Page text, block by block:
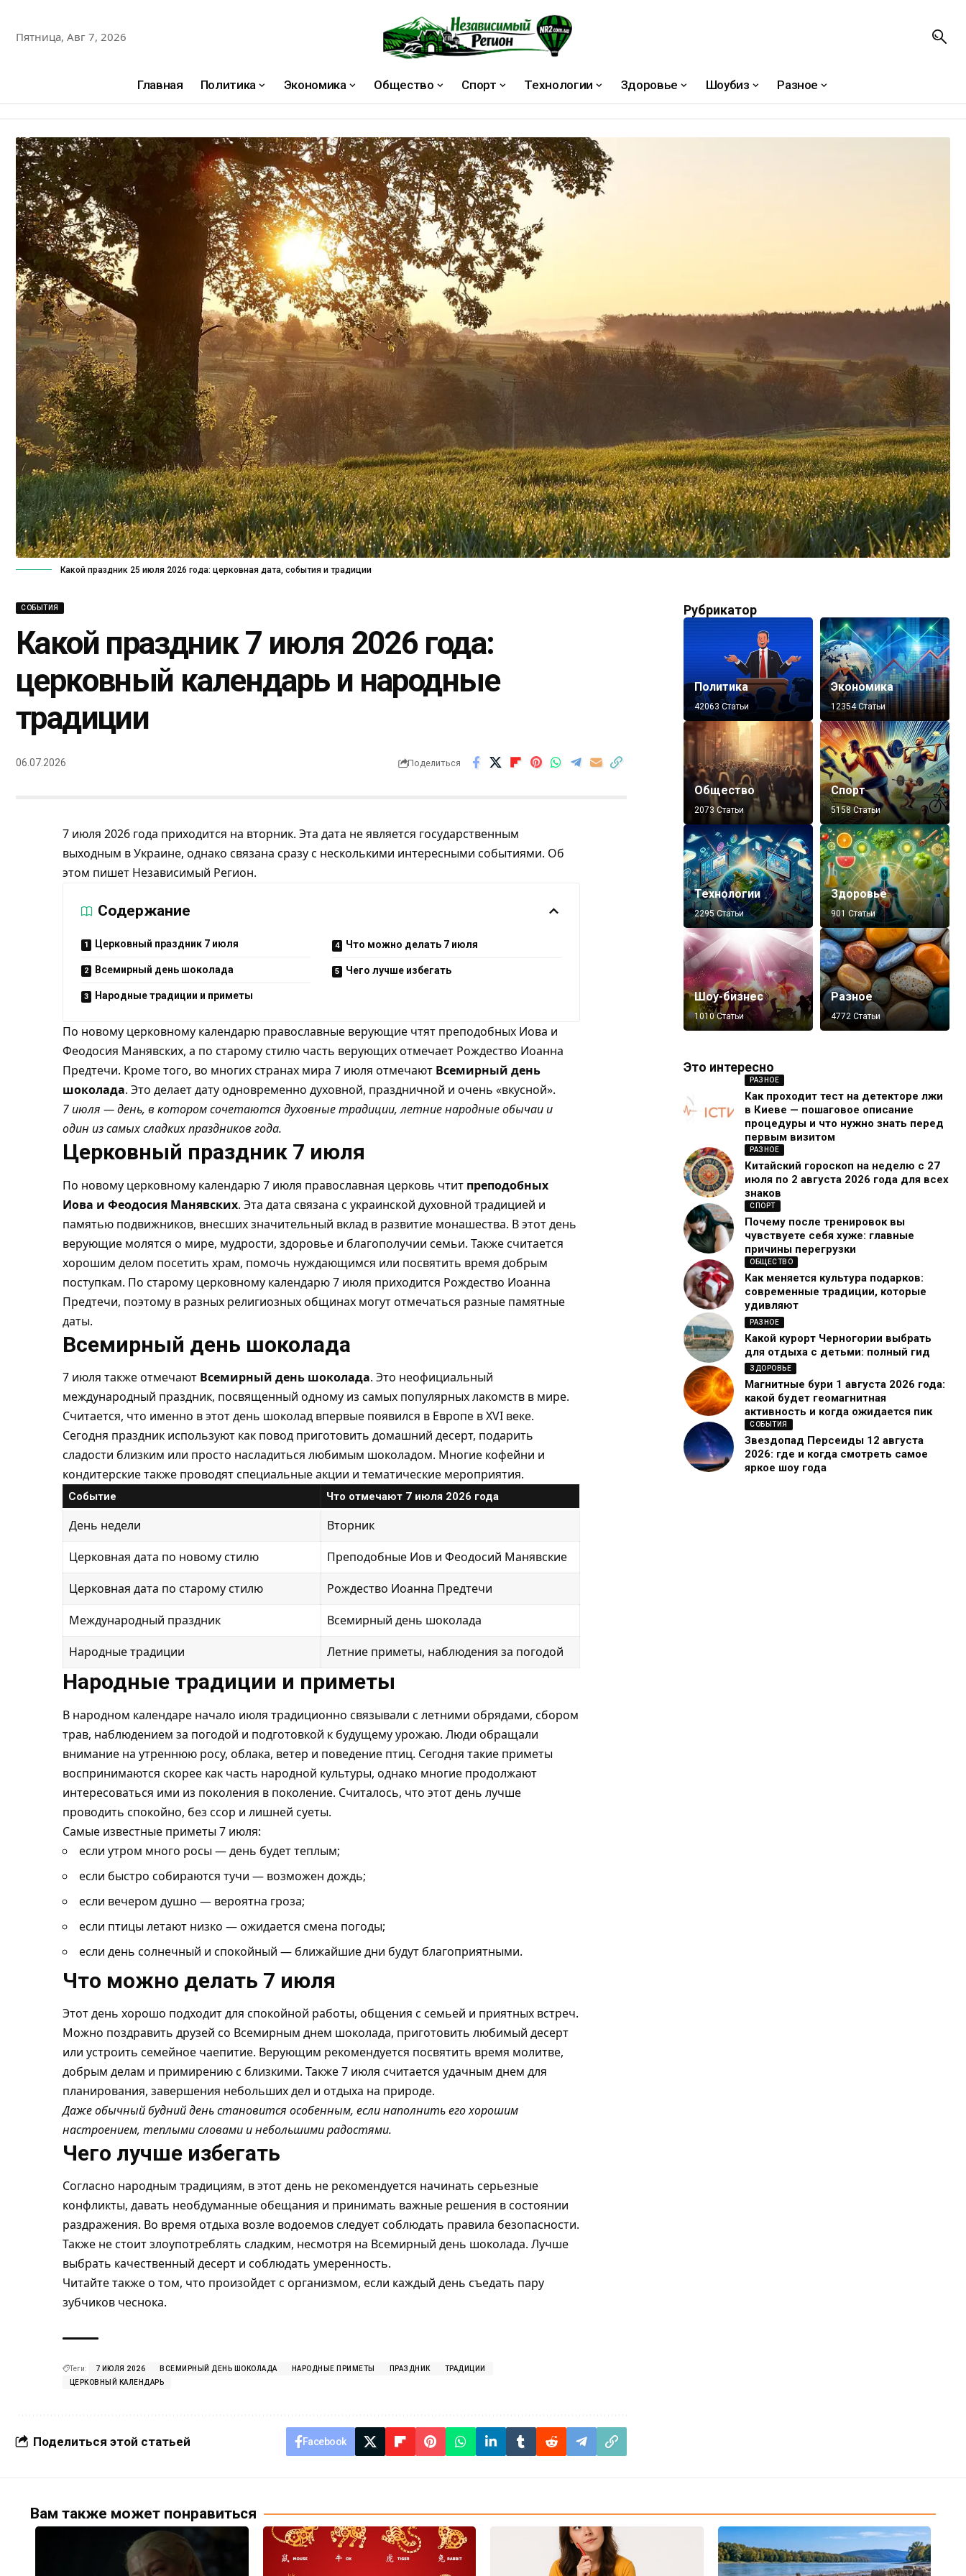
Пятница, Авг 7, 2026
Главная Политика Экономика Общество Спорт Технологии Здоровье Шоубиз Разное
Какой праздник 25 июля 2026 года: церковная дата, события и традиции
СОБЫТИЯ
Какой праздник 7 июля 2026 года:
церковный календарь и народные
традиции
06.07.2026 Поделиться
7 июля 2026 года приходится на вторник. Эта дата не является государственным
выходным в Украине, однако связана сразу с несколькими интересными событиями. Об
этом пишет Независимый Регион.
Содержание
Церковный праздник 7 июля
Всемирный день шоколада
Народные традиции и приметы
Что можно делать 7 июля
Чего лучше избегать
По новому церковному календарю православные верующие чтят преподобных Иова и
Феодосия Манявских, а по старому стилю часть верующих отмечает Рождество Иоанна
Предтечи. Кроме того, во многих странах мира 7 июля отмечают Всемирный день
шоколада. Это делает дату одновременно духовной, праздничной и очень «вкусной».
7 июля — день, в котором сочетаются духовные традиции, летние народные обычаи и
один из самых сладких праздников года.
Церковный праздник 7 июля
По новому церковному календарю 7 июля православная церковь чтит преподобных
Иова и Феодосия Манявских. Эта дата связана с украинской духовной традицией и
памятью подвижников, внесших значительный вклад в развитие монашества. В этот день
верующие молятся о мире, мудрости, здоровье и благополучии семьи. Также считается
хорошим делом посетить храм, помочь нуждающимся или посвятить время добрым
поступкам. По старому церковному календарю 7 июля приходится Рождество Иоанна
Предтечи, поэтому в разных религиозных общинах могут отмечаться разные памятные
даты.
Всемирный день шоколада
7 июля также отмечают Всемирный день шоколада. Это неофициальный
международный праздник, посвященный одному из самых популярных лакомств в мире.
Считается, что именно в этот день шоколад впервые появился в Европе в XVI веке.
Сегодня праздник используют как повод приготовить домашний десерт, подарить
сладости близким или просто насладиться любимым шоколадом. Многие кофейни и
кондитерские также проводят специальные акции и тематические мероприятия.
Событие Что отмечают 7 июля 2026 года
День недели
Вторник
Церковная дата по новому стилю
Преподобные Иов и Феодосий Манявские
Церковная дата по старому стилю
Рождество Иоанна Предтечи
Международный праздник
Всемирный день шоколада
Народные традиции
Летние приметы, наблюдения за погодой
Народные традиции и приметы
В народном календаре начало июля традиционно связывали с летними обрядами, сбором
трав, наблюдением за погодой и подготовкой к будущему урожаю. Люди обращали
внимание на утреннюю росу, облака, ветер и поведение птиц. Сегодня такие приметы
воспринимаются скорее как часть народной культуры, однако многие продолжают
интересоваться ими из поколения в поколение. Считалось, что этот день лучше
проводить спокойно, без ссор и лишней суеты.
Самые известные приметы 7 июля:
если утром много росы — день будет теплым;
если быстро собираются тучи — возможен дождь;
если вечером душно — вероятна гроза;
если птицы летают низко — ожидается смена погоды;
если день солнечный и спокойный — ближайшие дни будут благоприятными.
Что можно делать 7 июля
Этот день хорошо подходит для спокойной работы, общения с семьей и приятных встреч.
Можно поздравить друзей со Всемирным днем шоколада, приготовить любимый десерт
или устроить семейное чаепитие. Верующим рекомендуется посвятить время молитве,
добрым делам и примирению с близкими. Также 7 июля считается удачным днем для
планирования, завершения небольших дел и отдыха на природе.
Даже обычный будний день становится особенным, если наполнить его хорошим
настроением, теплыми словами и небольшими радостями.
Чего лучше избегать
Согласно народным традициям, в этот день не рекомендуется начинать серьезные
конфликты, давать необдуманные обещания и принимать важные решения в состоянии
раздражения. Во время отдыха возле водоемов следует соблюдать правила безопасности.
Также не стоит злоупотреблять сладким, несмотря на Всемирный день шоколада. Лучше
выбрать качественный десерт и соблюдать умеренность.
Читайте также о том, что произойдет с организмом, если каждый день съедать пару
зубчиков чеснока.
Теги: 7 ИЮЛЯ 2026 ВСЕМИРНЫЙ ДЕНЬ ШОКОЛАДА НАРОДНЫЕ ПРИМЕТЫ ПРАЗДНИК
ТРАДИЦИИ
ЦЕРКОВНЫЙ КАЛЕНДАРЬ
Поделиться этой статьей Facebook
Рубрикатор
Политика
42063 Статьи
Экономика
12354 Статьи
Общество
2073 Статьи
Спорт
5158 Статьи
Технологии
2295 Статьи
Здоровье
901 Статьи
Шоу-бизнес
1010 Статьи
Разное
4772 Статьи
Это интересно
РАЗНОЕ
Как проходит тест на детекторе лжи
в Киеве — пошаговое описание
процедуры и что нужно знать перед
первым визитом
РАЗНОЕ
Китайский гороскоп на неделю с 27
июля по 2 августа 2026 года для всех
знаков
СПОРТ
Почему после тренировок вы
чувствуете себя хуже: главные
причины перегрузки
ОБЩЕСТВО
Как меняется культура подарков:
современные традиции, которые
удивляют
РАЗНОЕ
Какой курорт Черногории выбрать
для отдыха с детьми: полный гид
ЗДОРОВЬЕ
Магнитные бури 1 августа 2026 года:
какой будет геомагнитная
активность и когда ожидается пик
СОБЫТИЯ
Звездопад Персеиды 12 августа
2026: где и когда смотреть самое
яркое шоу года
Вам также может понравиться